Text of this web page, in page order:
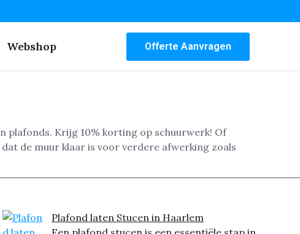
Webshop Offerte Aanvragen
plafonds. Krijg 10% korting op schuurwerk! Of
de muur klaar is voor verdere afwerking zoals
Plafond laten Stucen in Haarlem